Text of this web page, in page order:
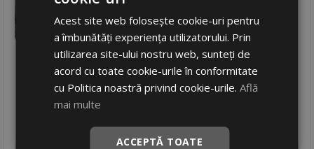
Zgomot
613RON
870 RON Discount29%
Ultima bucata!
livrare 24/48 ore
4 Adauga in cos
Acest site web folosește cookie-uri pentru
a îmbunătăți experiența utilizatorului. Prin
utilizarea site-ului nostru web, sunteți de
acord cu toate cookie-urile în conformitate
cu Politica noastră privind cookie-urile.Află
mai multe
ACCEPTĂ TOATE